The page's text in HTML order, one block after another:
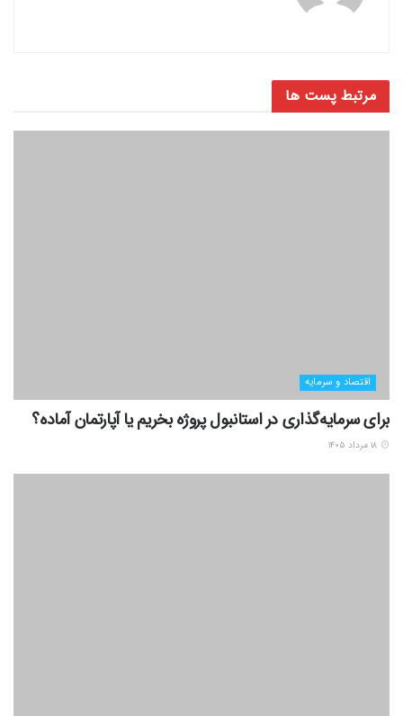
مرتبط پست ها
اقتصاد و سرمایه
برای سرمایه‌گذاری در استانبول پروژه بخریم یا آپارتمان آماده؟